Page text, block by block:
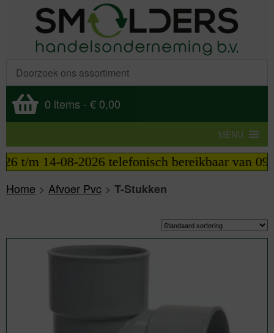
0 items - € 0,00
MENU
bereikbaar van 09:00 tot 12:00
Home > Afvoer Pvc > T-Stukken